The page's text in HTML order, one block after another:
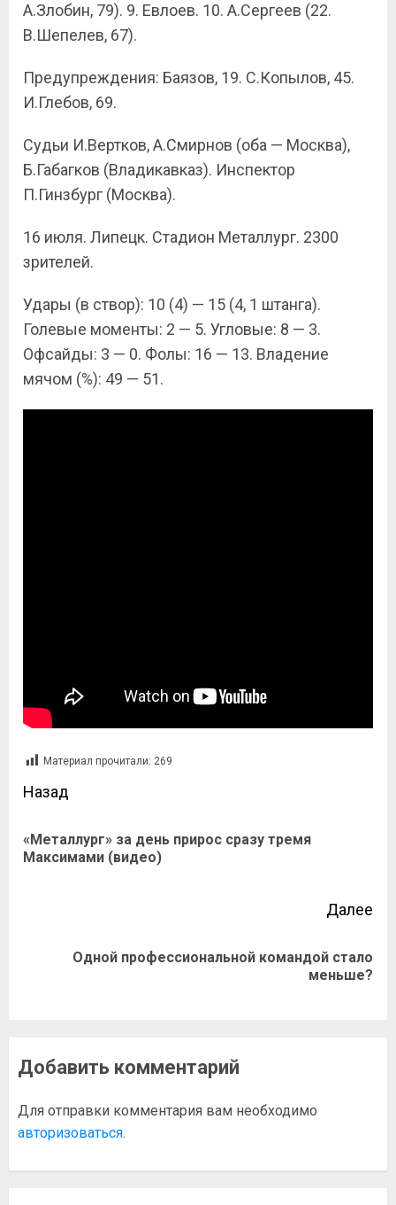
А.Злобин, 79). 9. Евлоев. 10. А.Сергеев (22.
В.Шепелев, 67).
Предупреждения: Баязов, 19. С.Копылов, 45.
И.Глебов, 69.
Судьи И.Вертков, А.Смирнов (оба — Москва),
Б.Габагков (Владикавказ). Инспектор
П.Гинзбург (Москва).
16 июля. Липецк. Стадион Металлург. 2300
зрителей.
Удары (в створ): 10 (4) — 15 (4, 1 штанга).
Голевые моменты: 2 — 5. Угловые: 8 — 3.
Офсайды: 3 — 0. Фолы: 16 — 13. Владение
мячом (%): 49 — 51.
Материал прочитали: 269
Назад
«Металлург» за день прирос сразу тремя
Максимами (видео)
Далее
Одной профессиональной командой стало
меньше?
Добавить комментарий
Для отправки комментария вам необходимо
авторизоваться.